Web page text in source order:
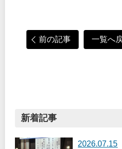
前の記事 一覧へ
新着記事
2026.07.15